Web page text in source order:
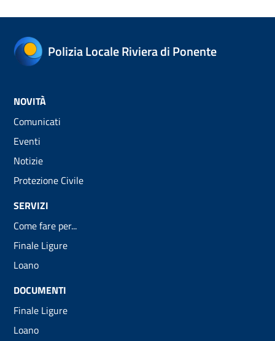
Polizia Locale Riviera di Ponente
NOVITÀ
Comunicati
Eventi
Notizie
Protezione Civile
SERVIZI
Come fare per...
Finale Ligure
Loano
DOCUMENTI
Finale Ligure
Loano